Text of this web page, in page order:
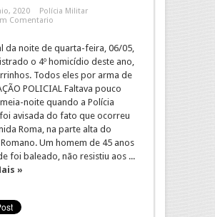
2020
Polícia Militar
Comentario
da noite de quarta-feira, 06/05,
o 4º homicídio deste ano,
Todos eles por arma de
POLICIAL Faltava pouco
noite quando a Polícia
avisada do fato que ocorreu
Roma, na parte alta do
Um homem de 45 anos
foi baleado, não resistiu aos ...
»